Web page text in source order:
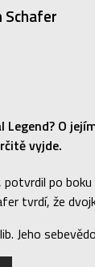
Schafer
O
vyjde.
po
tvrdí, že